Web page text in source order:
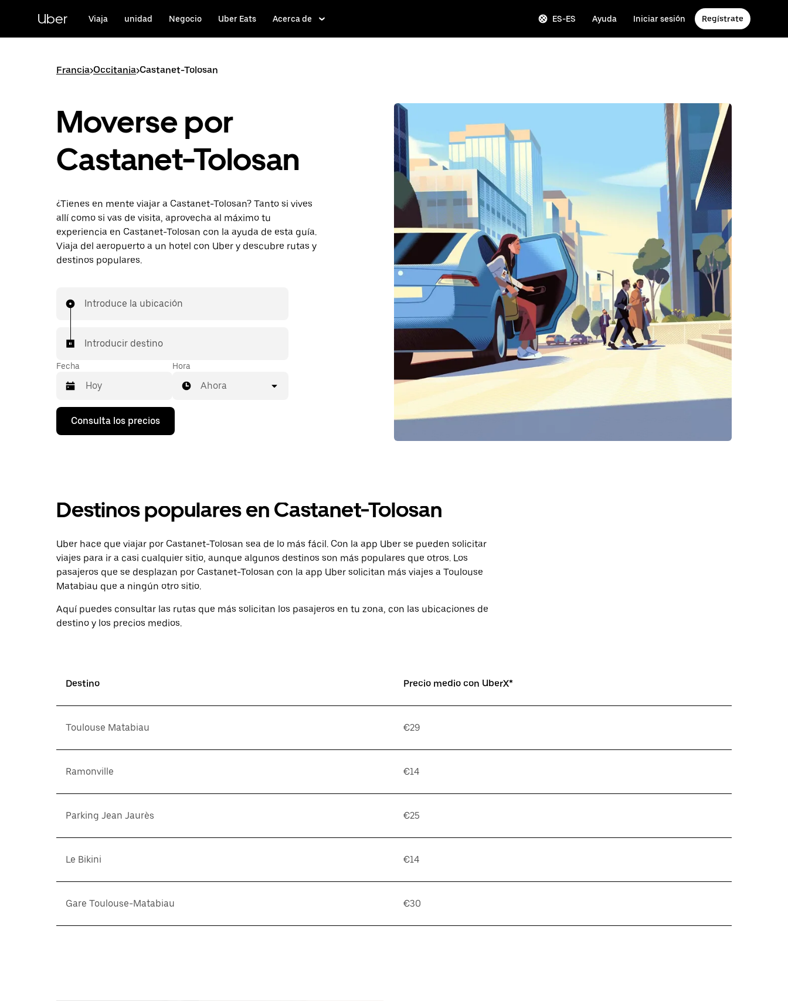
contenido
principal
Uber Viaja unidad Negocio Uber Eats Acerca de ES-ES Ayuda Iniciar sesión Regístrate
Francia>Occitania>Castanet-Tolosan
Moverse por
Castanet-Tolosan
¿Tienes en mente viajar a Castanet-Tolosan? Tanto si vives
allí como si vas de visita, aprovecha al máximo tu
experiencia en Castanet-Tolosan con la ayuda de esta guía.
Viaja del aeropuerto a un hotel con Uber y descubre rutas y
destinos populares.
Introduce la ubicación
Introducir destino
Fecha
Pulsa
flecha
seleccionar
fecha.
el
botón
de
para
cerrar
el
Hora
Ahora
Consulta los precios
Destinos populares en Castanet-Tolosan
Uber hace que viajar por Castanet-Tolosan sea de lo más fácil. Con la app Uber se pueden solicitar
viajes para ir a casi cualquier sitio, aunque algunos destinos son más populares que otros. Los
pasajeros que se desplazan por Castanet-Tolosan con la app Uber solicitan más viajes a Toulouse
Matabiau que a ningún otro sitio.
Aquí puedes consultar las rutas que más solicitan los pasajeros en tu zona, con las ubicaciones de
destino y los precios medios.
Destino Precio medio con UberX*
Toulouse Matabiau €29
Ramonville €14
Parking Jean Jaurès €25
Le Bikini €14
Gare Toulouse-Matabiau €30